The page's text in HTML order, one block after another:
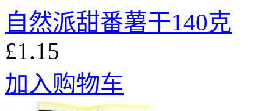
自然派甜番薯干140克
£1.15
加入购物车